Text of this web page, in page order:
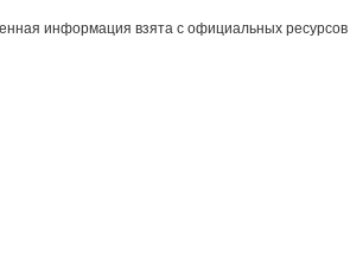
информация взята с официальных